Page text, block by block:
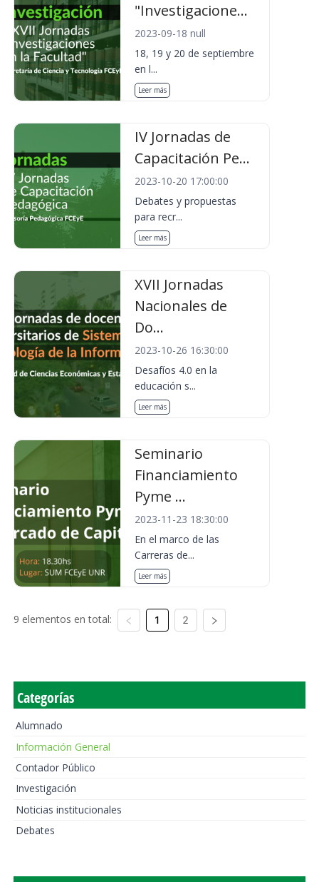
"Investigacione...
2023-09-18 null
18, 19 y 20 de septiembre
en l...
Leer más
IV Jornadas de
Capacitación Pe...
2023-10-20 17:00:00
Debates y propuestas
para recr...
Leer más
XVII Jornadas
Nacionales de
Do...
2023-10-26 16:30:00
Desafíos 4.0 en la
educación s...
Leer más
Seminario
Financiamiento
Pyme ...
2023-11-23 18:30:00
En el marco de las
Carreras de...
Leer más
9 elementos en total: 1 2
Categorías
Alumnado
Información General
Contador Público
Investigación
Noticias institucionales
Debates